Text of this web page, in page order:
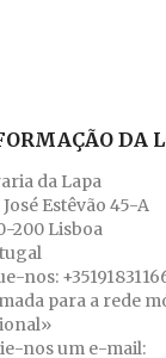
DA
da Lapa
José Estêvão 45-A
200 Lisboa
nos:
para a rede
nos um e-mail: